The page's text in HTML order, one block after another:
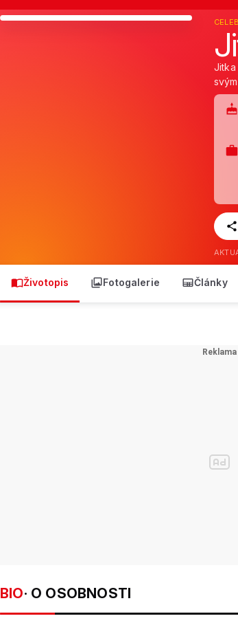
Jitka
Životopis Fotogalerie Články
BIO· O OSOBNOSTI